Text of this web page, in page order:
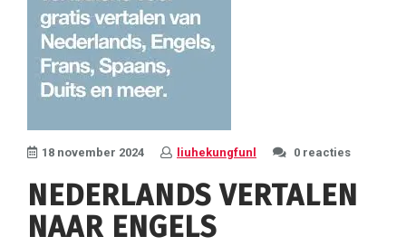
18 november 2024 liuhekungfunl 0 reacties
NEDERLANDS VERTALEN
NAAR ENGELS